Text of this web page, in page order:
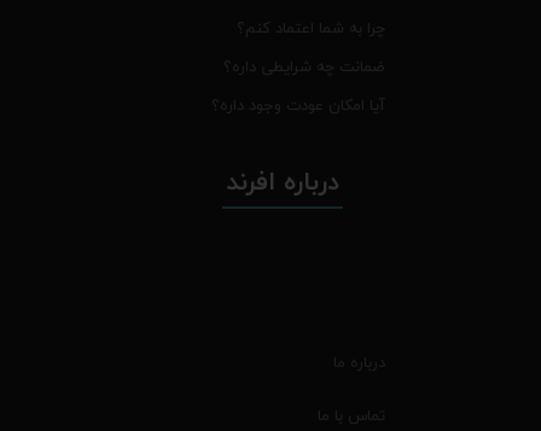
چرا به شما اعتماد کنم؟
ضمانت چه شرایطی داره؟
آیا امکان عودت وجود داره؟
درباره افرند
درباره ما
تماس با ما